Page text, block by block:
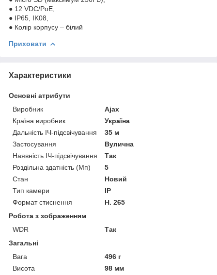
● 12 VDC/PoE,
● IP65, IK08,
● Колір корпусу – білий
Приховати
Характеристики
Основні атрибути
Виробник
Ajax
Країна виробник
Україна
Дальність ІЧ-підсвічування
35 м
Застосування
Вулична
Наявність ІЧ-підсвічування
Так
Роздільна здатність (Мп)
5
Стан
Новий
Тип камери
IP
Формат стиснення
H. 265
Робота з зображенням
WDR
Так
Загальні
Вага
496 г
Висота
98 мм